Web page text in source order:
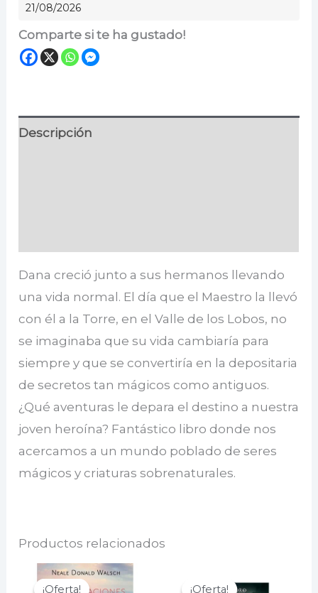
los
Lobos
cantidad
21/08/2026
Comparte si te ha gustado!
Descripción
Dana creció junto a sus hermanos llevando
una vida normal. El día que el Maestro la llevó
con él a la Torre, en el Valle de los Lobos, no
se imaginaba que su vida cambiaría para
siempre y que se convertiría en la depositaria
de secretos tan mágicos como antiguos.
¿Qué aventuras le depara el destino a nuestra
joven heroína? Fantástico libro donde nos
acercamos a un mundo poblado de seres
mágicos y criaturas sobrenaturales.
Productos relacionados
¡Oferta!
¡Oferta! ¡Oferta!
¡Oferta!